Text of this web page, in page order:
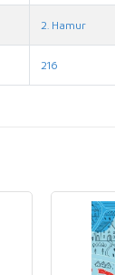
2. Hamur
216